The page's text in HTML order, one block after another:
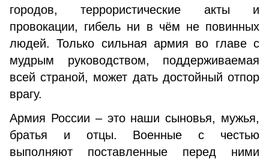
городов, террористические акты и
провокации, гибель ни в чём не повинных
людей. Только сильная армия во главе с
мудрым руководством, поддерживаемая
всей страной, может дать достойный отпор
врагу.
Армия России – это наши сыновья, мужья,
братья и отцы. Военные с честью
выполняют поставленные перед ними